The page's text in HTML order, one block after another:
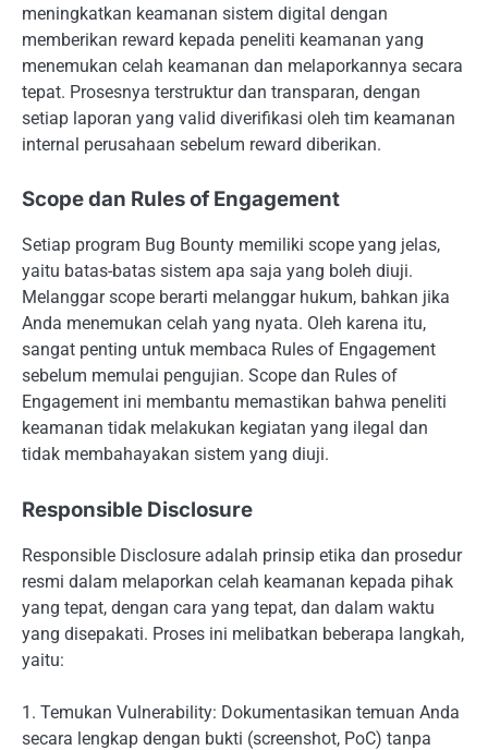
meningkatkan keamanan sistem digital dengan
memberikan reward kepada peneliti keamanan yang
menemukan celah keamanan dan melaporkannya secara
tepat. Prosesnya terstruktur dan transparan, dengan
setiap laporan yang valid diverifikasi oleh tim keamanan
internal perusahaan sebelum reward diberikan.
Scope dan Rules of Engagement
Setiap program Bug Bounty memiliki scope yang jelas,
yaitu batas-batas sistem apa saja yang boleh diuji.
Melanggar scope berarti melanggar hukum, bahkan jika
Anda menemukan celah yang nyata. Oleh karena itu,
sangat penting untuk membaca Rules of Engagement
sebelum memulai pengujian. Scope dan Rules of
Engagement ini membantu memastikan bahwa peneliti
keamanan tidak melakukan kegiatan yang ilegal dan
tidak membahayakan sistem yang diuji.
Responsible Disclosure
Responsible Disclosure adalah prinsip etika dan prosedur
resmi dalam melaporkan celah keamanan kepada pihak
yang tepat, dengan cara yang tepat, dan dalam waktu
yang disepakati. Proses ini melibatkan beberapa langkah,
yaitu:
1. Temukan Vulnerability: Dokumentasikan temuan Anda
secara lengkap dengan bukti (screenshot, PoC) tanpa